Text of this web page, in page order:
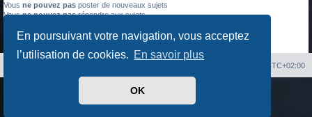
En poursuivant votre navigation, vous acceptez
l’utilisation de cookies. En savoir plus
OK
Vous ne pouvez pas poster de nouveaux sujets
Vousne pouvez pasrépondre aux sujets
Vousne pouvez passupprimer vos messages
ne pouvez pas
UTC+02:00
phpBB® Forum Software © phpBB Limited
phpBB-fr.com